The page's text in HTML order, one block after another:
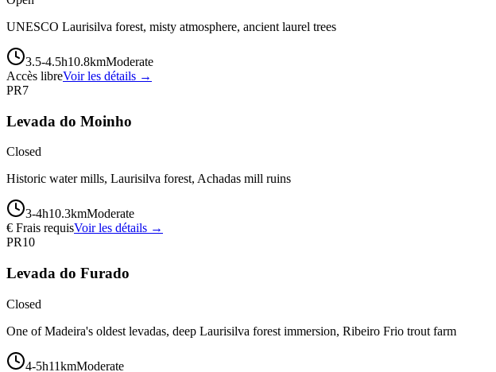
UNESCO Laurisilva forest, misty atmosphere, ancient laurel trees
3.5-4.5h10.8kmModerate
Accès libreVoir les détails →
PR7
Levada do Moinho
Closed
Historic water mills, Laurisilva forest, Achadas mill ruins
3-4h10.3kmModerate
€ Frais requisVoir les détails →
PR10
Levada do Furado
Closed
One of Madeira's oldest levadas, deep Laurisilva forest immersion, Ribeiro Frio trout farm
4-5h11kmModerate